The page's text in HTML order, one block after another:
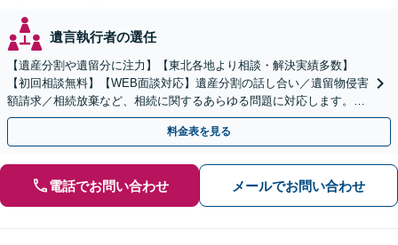
遺言執行者の選任
【遺産分割や遺留分に注力】【東北各地より相談・解決実績多数】
【初回相談無料】【WEB面談対応】遺産分割の話し合い／遺留物侵害
額請求／相続放棄など、相続に関するあらゆる問題に対応します。ご
事情やご意向を丁寧にお聞きし、有利な解決を目指します
料金表を見る
電話でお問い合わせ メールでお問い合わせ